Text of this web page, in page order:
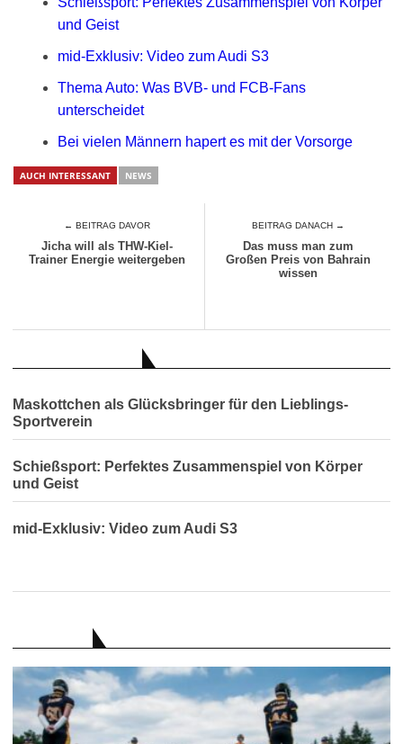
und Geist
mid-Exklusiv: Video zum Audi S3
Thema Auto: Was BVB- und FCB-Fans
unterscheidet
Bei vielen Männern hapert es mit der Vorsorge
AUCH INTERESSANT NEWS
← BEITRAG DAVOR
Jicha will als THW-Kiel-
Trainer Energie weitergeben
BEITRAG DANACH →
Das muss man zum
Großen Preis von Bahrain
wissen
Maskottchen als Glücksbringer für den Lieblings-
Sportverein
Schießsport: Perfektes Zusammenspiel von Körper
und Geist
mid-Exklusiv: Video zum Audi S3